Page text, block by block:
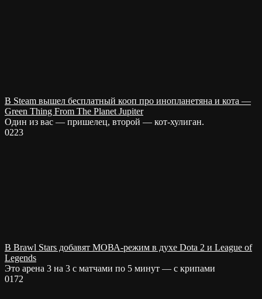
В Steam вышел бесплатный кооп про инопланетяна и кота —
Green Thing From The Planet Jupiter
Один из вас — пришелец, второй — кот-хулиган.
0223
В Brawl Stars добавят МОВА-режим в духе Dota 2 и League of
Legends
Это арена 3 на 3 с матчами по 5 минут — с крипами
0172